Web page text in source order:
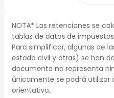
NOTA* Las retenciones se
tablas de datos de
Para simplificar, algunas de
estado civil y otras) se han
documento no representa
únicamente se podrá
orientativa.